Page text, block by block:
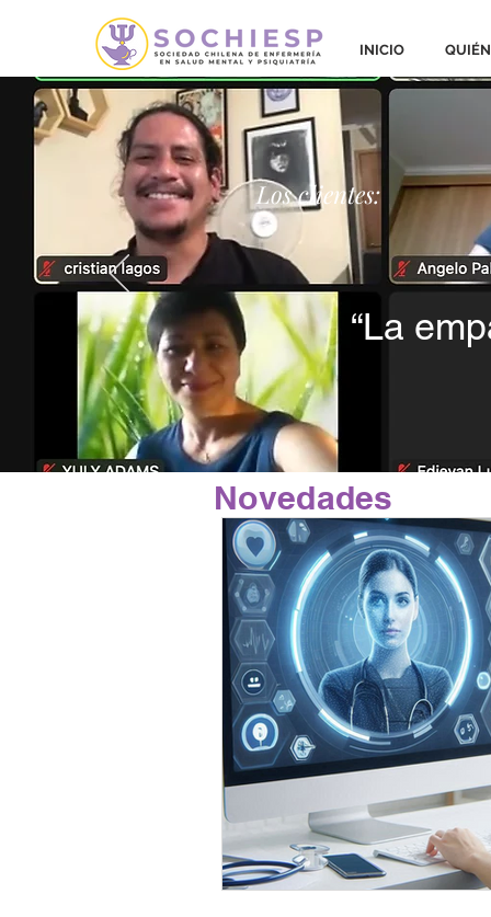
INICIO
Todas las entradas
ACTUACIONES SM DATOS
CONGRESO INTERNACIONA
Los clientes:
“La
Novedades